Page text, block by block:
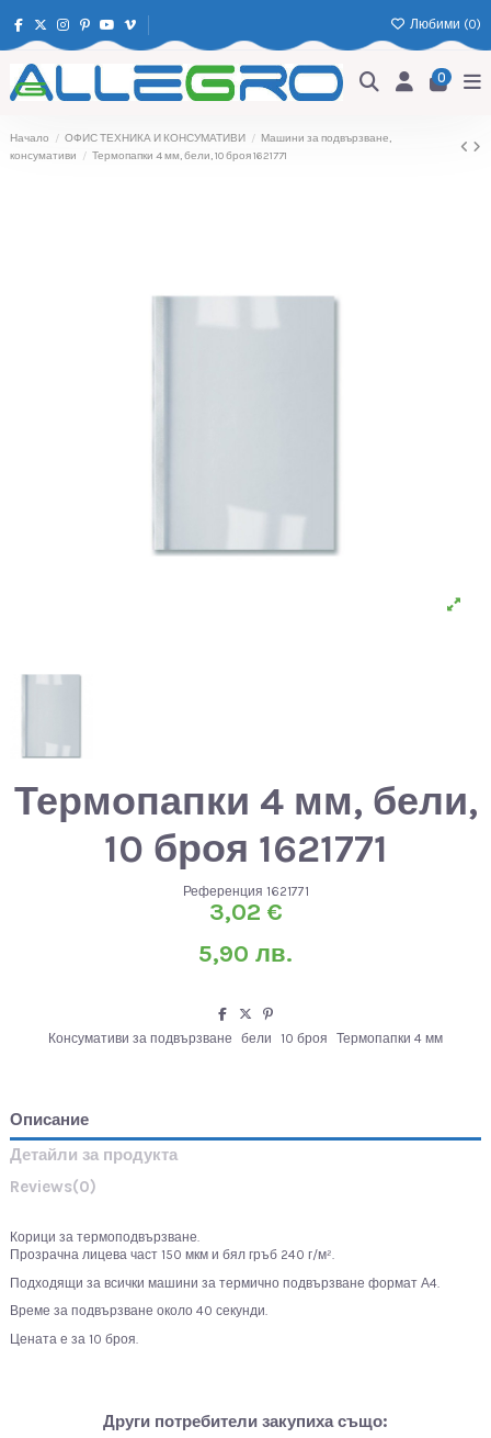
Любими (0)
0
Начало ОФИС ТЕХНИКА И КОНСУМАТИВИ
Машини за подвързване,
консумативи
Термопапки 4 мм, бели, 10 броя 1621771
Термопапки 4 мм, бели,
10 броя 1621771
Референция 1621771
3,02 €
5,90 лв.
Консумативи за подвързване бели 10 броя Термопапки 4 мм
Описание
Детайли за продукта
Reviews(0)
Корици за термоподвързване.
Прозрачна лицева част 150 мкм и бял гръб 240 г/м².
Подходящи за всички машини за термично подвързване формат А4.
Време за подвързване около 40 секунди.
Цената е за 10 броя.
Други потребители закупиха също: